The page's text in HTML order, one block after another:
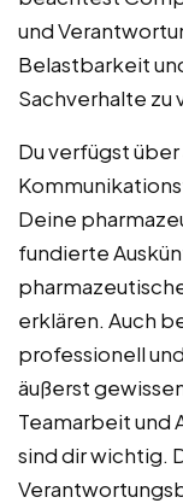
und
Belastbarkeit
Sachverhalte zu
Du verfügst
Deine
fundierte
erklären. Auch
professionell
äußerst
Teamarbeit und
sind dir wichtig.